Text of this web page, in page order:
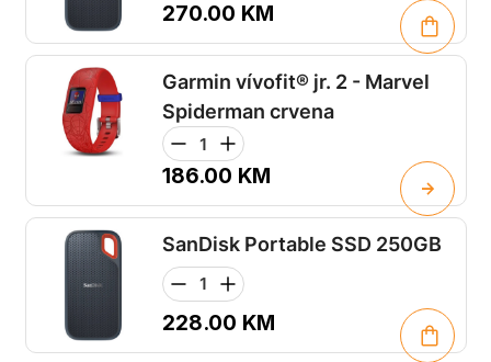
270.00 KM
Garmin vívofit® jr. 2 - Marvel
Spiderman crvena
186.00 KM
SanDisk Portable SSD 250GB
228.00 KM